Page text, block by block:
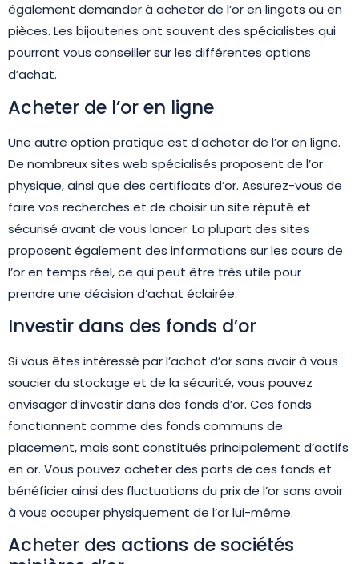
également demander à acheter de l’or en lingots ou en
pièces. Les bijouteries ont souvent des spécialistes qui
pourront vous conseiller sur les différentes options
d’achat.
Acheter de l’or en ligne
Une autre option pratique est d’acheter de l’or en ligne.
De nombreux sites web spécialisés proposent de l’or
physique, ainsi que des certificats d’or. Assurez-vous de
faire vos recherches et de choisir un site réputé et
sécurisé avant de vous lancer. La plupart des sites
proposent également des informations sur les cours de
l’or en temps réel, ce qui peut être très utile pour
prendre une décision d’achat éclairée.
Investir dans des fonds d’or
Si vous êtes intéressé par l’achat d’or sans avoir à vous
soucier du stockage et de la sécurité, vous pouvez
envisager d’investir dans des fonds d’or. Ces fonds
fonctionnent comme des fonds communs de
placement, mais sont constitués principalement d’actifs
en or. Vous pouvez acheter des parts de ces fonds et
bénéficier ainsi des fluctuations du prix de l’or sans avoir
à vous occuper physiquement de l’or lui-même.
Acheter des actions de sociétés